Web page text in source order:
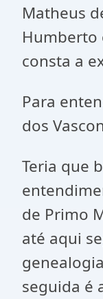
Matheus
Humberto
consta a
Para
dos
Teria que
de Primo
até aqui
seguida é